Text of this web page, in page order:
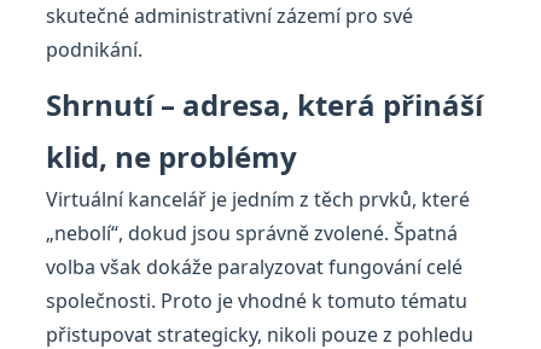
skutečné administrativní zázemí pro své
podnikání.
Shrnutí – adresa, která přináší
klid, ne problémy
Virtuální kancelář je jedním z těch prvků, které
„nebolí“, dokud jsou správně zvolené. Špatná
volba však dokáže paralyzovat fungování celé
společnosti. Proto je vhodné k tomuto tématu
přistupovat strategicky, nikoli pouze z pohledu